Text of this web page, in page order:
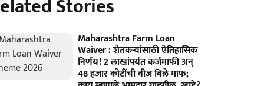
Stories
Maharashtra Farm Loan
Waiver : शेतकऱ्यांसाठी ऐतिहासिक
निर्णय! 2 लाखांपर्यंत कर्जमाफी अन्
48 हजार कोटींची वीज बिले माफ;